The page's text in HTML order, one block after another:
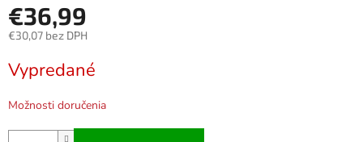
€36,99
€30,07 bez DPH
cena:
Vypredané
Možnosti doručenia